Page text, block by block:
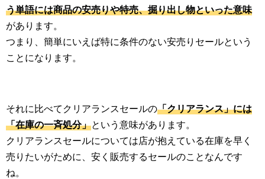
う単語には商品の安売りや特売、掘り出し物といった意味
があります。
つまり、簡単にいえば特に条件のない安売りセールという
ことになります。
それに比べてクリアランスセールの「クリアランス」には
「在庫の一斉処分」という意味があります。
クリアランスセールについては店が抱えている在庫を早く
売りたいがために、安く販売するセールのことなんです
ね。